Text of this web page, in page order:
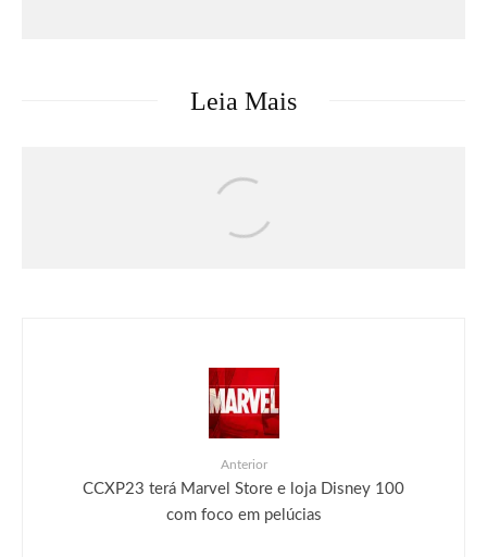
Leia Mais
Marvel explica oficialmente o maior
poder do Demolidor (e como ele supera
Anterior
CCXP23 terá Marvel Store e loja Disney 100
com foco em pelúcias